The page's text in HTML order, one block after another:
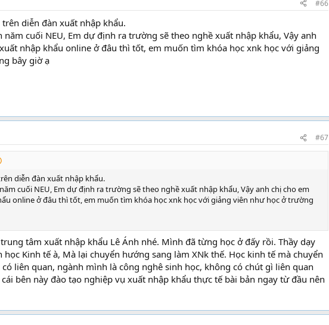
về mảng này lắm.
#66
trên diễn đàn xuất nhập khẩu.
năm cuối NEU, Em dự định ra trường sẽ theo nghề xuất nhập khẩu, Vậy anh
nhập khẩu online ở đâu thì tốt, em muốn tìm khóa học xnk học với giảng
bây giờ ạ
#67
diễn đàn xuất nhập khẩu.
cuối NEU, Em dự định ra trường sẽ theo nghề xuất nhập khẩu, Vậy anh chị cho em
online ở đâu thì tốt, em muốn tìm khóa học xnk học với giảng viên như học ở trường
tâm xuất nhập khẩu Lê Ánh nhé. Mình đã từng học ở đấy rồi. Thầy dạy
học Kinh tế à, Mà lại chuyển hướng sang làm XNk thế. Học kinh tế mà chuyển
liên quan, ngành mình là công nghê sinh học, không có chút gì liên quan
bên này đào tạo nghiệp vụ xuất nhập khẩu thực tế bài bản ngay từ đầu nên